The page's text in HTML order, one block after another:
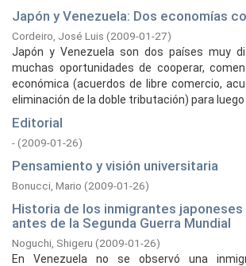
Japón y Venezuela: Dos economías
Cordeiro, José Luis (2009-01-27)
Japón y Venezuela son dos países muy
muchas oportunidades de cooperar,
económica (acuerdos de libre comercio,
eliminación de la doble tributación) para luego
Editorial
-(2009-01-26)
Pensamiento y visión universitaria
Bonucci, Mario (2009-01-26)
Historia de los inmigrantes japoneses
antes de la Segunda Guerra Mundial
Noguchi, Shigeru (2009-01-26)
En Venezuela no se observó una